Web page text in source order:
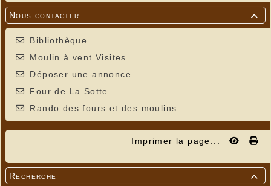

Nous contacter
Bibliothèque
Moulin à vent Visites
Déposer une annonce
Four de La Sotte
Rando des fours et des moulins
Imprimer la page...

Recherche